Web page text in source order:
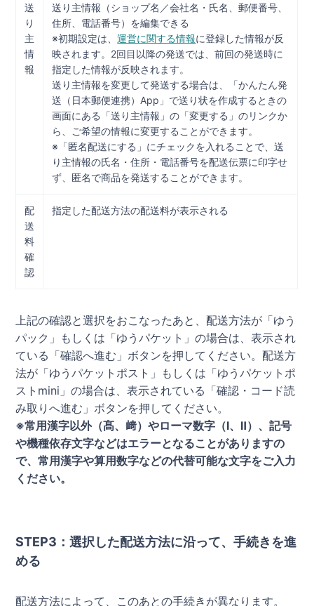
送
り
主
情
報
送り主情報（ショップ名／会社名・氏名、郵便番号、
住所、電話番号）を編集できる
※初期設定は、運営に関する情報に登録した情報が反
映されます。2回目以降の発送では、前回の発送時に
指定した情報が反映されます。
送り主情報を変更して発送する場合は、「かんたん発
送（日本郵便連携）App」で送り状を作成するときの
画面にある「送り主情報」の「変更する」のリンクか
ら、ご希望の情報に変更することができます。
※「匿名配送にする」にチェックを入れることで、送
り主情報の氏名・住所・電話番号を配送伝票に印字せ
ず、匿名で商品を発送することができます。
配
送
料
確
認
指定した配送方法の配送料が表示される
上記の確認と選択をおこなったあと、配送方法が「ゆう
パック」もしくは「ゆうパケット」の場合は、表示され
ている「確認へ進む」ボタンを押してください。配送方
法が「ゆうパケットポスト」もしくは「ゆうパケットポ
ストmini」の場合は、表示されている「確認・コード読
み取りへ進む」ボタンを押してください。
※常用漢字以外（髙、﨑）やローマ数字（Ⅰ、Ⅱ）、記号
や機種依存文字などはエラーとなることがありますの
で、常用漢字や算用数字などの代替可能な文字をご入力
ください。
STEP3：選択した配送方法に沿って、手続きを進
める
配送方法によって、このあとの手続きが異なります。